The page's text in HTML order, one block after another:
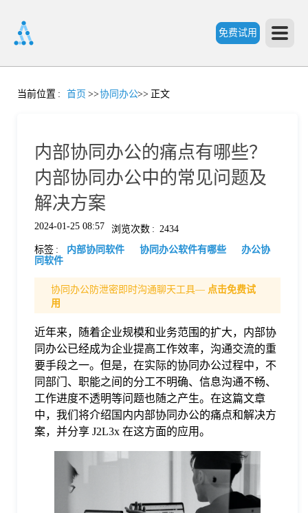
免费试用
首
价
格
常
当前位置 : 首页 >>协同办公>> 正文
内部协同办公的痛点有哪些？
内部协同办公中的常见问题及
解决方案
2024-01-25 08:57 浏览次数 : 2434
标签 : 内部协同软件 协同办公软件有哪些
办公协
同软件
协同办公防泄密即时沟通聊天工具— 点击免费试
用
近年来，随着企业规模和业务范围的扩大，内部协
同办公已经成为企业提高工作效率，沟通交流的重
要手段之一。但是，在实际的协同办公过程中，不
同部门、职能之间的分工不明确、信息沟通不畅、
工作进度不透明等问题也随之产生。在这篇文章
中，我们将介绍国内内部协同办公的痛点和解决方
案，并分享 J2L3x 在这方面的应用。